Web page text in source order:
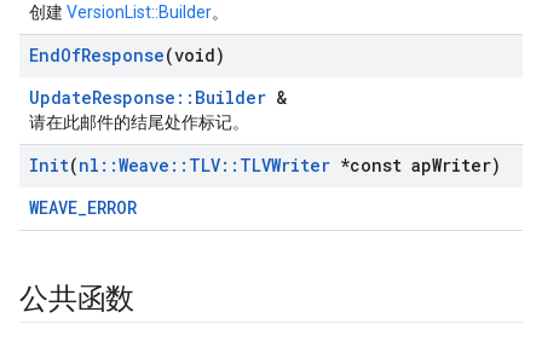
创建 VersionList::Builder。
EndOfResponse(void)
UpdateResponse::Builder &
请在此邮件的结尾处作标记。
Init(nl ::Weave :: TLV:: TLVWriter *const apWriter)
WEAVE_ERROR
公共函数